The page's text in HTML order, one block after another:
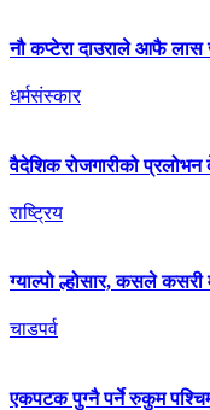
नौ कप्टेरा दाउराले आफै
धर्मसंस्कार
वैदेशिक रोजगारीको प्रलोभन
राष्ट्रिय
ग्याल्पो ल्होसार, कसले कसरी
चाडपर्व
एकपटक पुग्‍नै पर्ने रुकुम